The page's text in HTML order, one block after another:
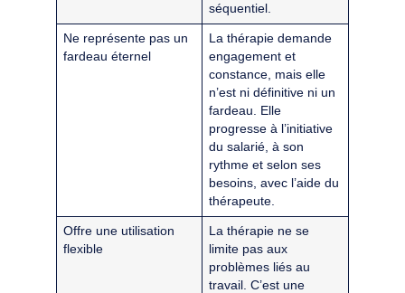
séquentiel.
Ne représente pas un
fardeau éternel
La thérapie demande
engagement et
constance, mais elle
n’est ni définitive ni un
fardeau. Elle
progresse à l’initiative
du salarié, à son
rythme et selon ses
besoins, avec l’aide du
thérapeute.
Offre une utilisation
flexible
La thérapie ne se
limite pas aux
problèmes liés au
travail. C’est une